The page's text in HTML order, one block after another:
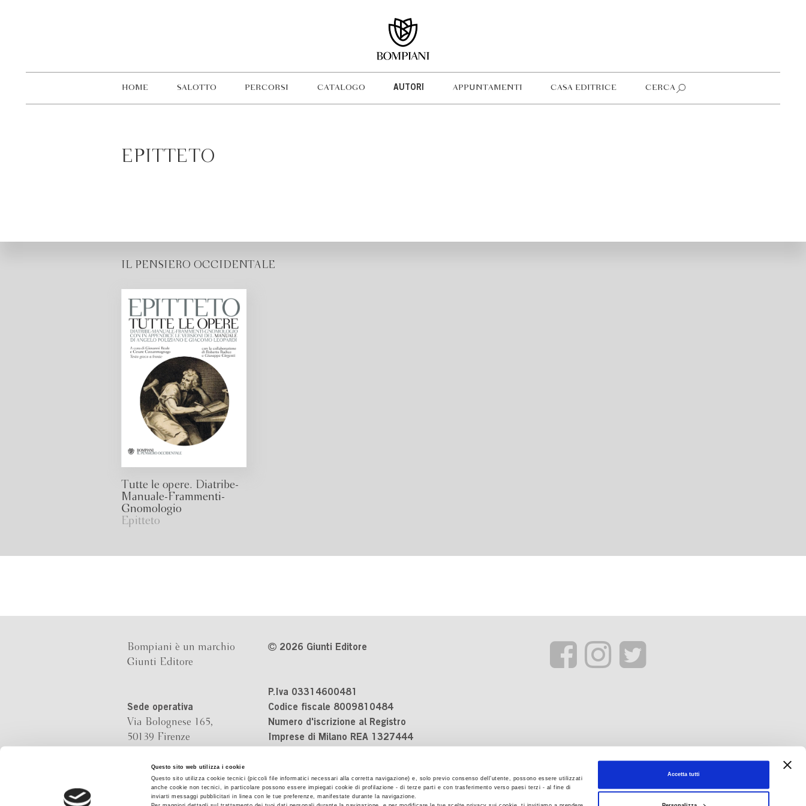
Questo sito web utilizza i cookie
Questo sito utilizza cookie tecnici (piccoli file informatici necessari alla corretta navigazione) e, solo previo consenso dell’utente, possono essere utilizzati
anche cookie non tecnici, in particolare possono essere impiegati cookie di profilazione - di terze parti e con trasferimento verso paesi terzi - al fine di
inviarti messaggi pubblicitari in linea con le tue preferenze, manifestate durante la navigazione.
Accetta tutti
HOME SALOTTO PERCORSI CATALOGO AUTORI APPUNTAMENTI CASA EDITRICE CERCA
EPITTETO
IL PENSIERO OCCIDENTALE
Tutte le opere. Diatribe-
Manuale-Frammenti-
Gnomologio
Epitteto
Bompiani è un marchio
Giunti Editore
Sede operativa
Via Bolognese 165,
50139 Firenze
Sede legale
Via G.B.Pirelli 30,
20124 Milano
2026 Giunti Editore
P.Iva 03314600481
Codice fiscale 8009810484
Numero d'iscrizione al Registro
Imprese di Milano REA 1327444
Cookie Policy
Contatti